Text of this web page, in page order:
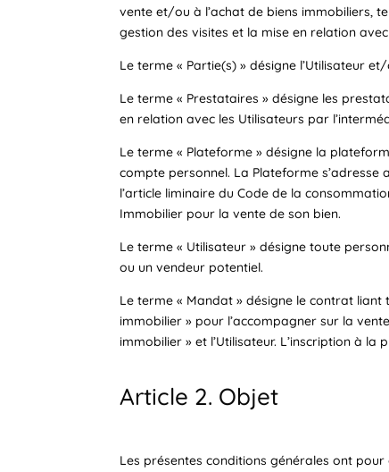
vente et/ou à l’achat de biens immobiliers,
gestion des visites et la mise en relation
Le terme « Partie(s) » désigne l’Utilisateur
Le terme « Prestataires » désigne les
en relation avec les Utilisateurs par
Le terme « Plateforme » désigne la
compte personnel. La Plateforme
l’article liminaire du Code de la
Immobilier pour la vente de son bien.
Le terme « Utilisateur » désigne toute
ou un vendeur potentiel.
Le terme « Mandat » désigne le contrat liant
immobilier » pour l’accompagner sur la
immobilier » et l’Utilisateur. L’inscription à
Article 2. Objet
Les présentes conditions générales ont